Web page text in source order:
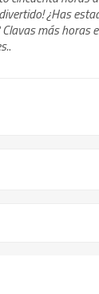
¿Has
más
.